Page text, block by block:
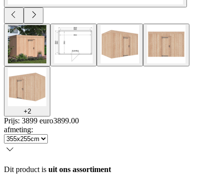
+2
Prijs: 3899 euro3899.00
afmeting:
Dit product is uit ons assortiment